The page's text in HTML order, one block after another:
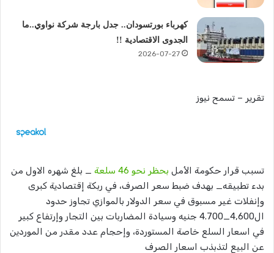
كهرباء بورتسودان.. جدل بارجة شركة نواوي..ما
الجدوى الاقتصادية !!
2026-07-27
تقرير – تسمح نيوز
تسبب قرار حكومة الأمل بحظر نحو 46 سلعة
_ بلغ شهره الاول من
بدء تطبيقه_ بهدف ضبط سعر الصرف، في ربكة إقتصادية كبرى
وإنفلات غير مسبوق في سعر الدولار بالموازي تجاوز حدود
ال4,600_4.700 جنيه وسيادة المضاربات بين التجار وإرتفاع كبير
في اسعار السلع خاصة المستوردة، وإحجام عدد مقدر من الموردين
عن البيع لتذبذب اسعار الصرف